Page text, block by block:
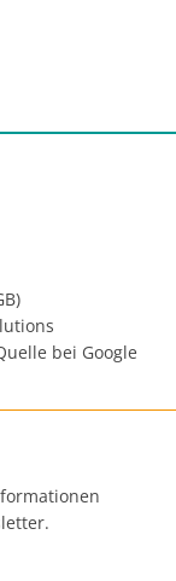
bei Google